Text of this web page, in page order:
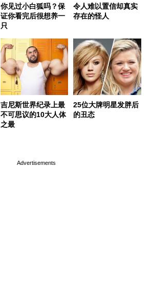
你见过小白狐吗？保
证你看完后很想养一
只
令人难以置信却真实
存在的怪人
吉尼斯世界纪录上最
不可思议的10大人体
之最
25位大牌明星发胖后
的丑态